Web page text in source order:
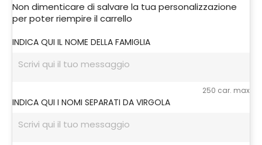
Non dimenticare di salvare la tua personalizzazione
per poter riempire il carrello
INDICA QUI IL NOME DELLA FAMIGLIA
250 car. max
INDICA QUI I NOMI SEPARATI DA VIRGOLA